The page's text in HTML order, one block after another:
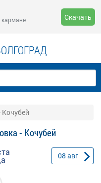
кармане
Скачать
- Кочубей
08 авг